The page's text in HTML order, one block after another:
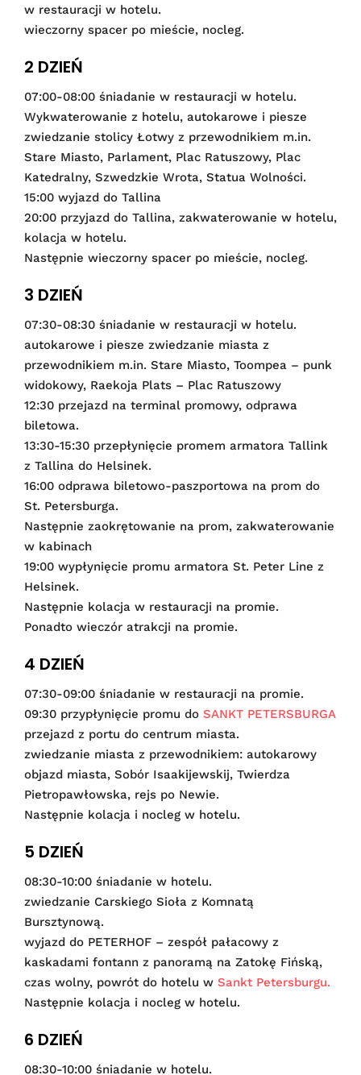
w restauracji w hotelu.
wieczorny spacer po mieście, nocleg.
2 DZIEŃ
07:00-08:00 śniadanie w restauracji w hotelu.
Wykwaterowanie z hotelu, autokarowe i piesze
zwiedzanie stolicy Łotwy z przewodnikiem m.in.
Stare Miasto, Parlament, Plac Ratuszowy, Plac
Katedralny, Szwedzkie Wrota, Statua Wolności.
15:00 wyjazd do Tallina
20:00 przyjazd do Tallina, zakwaterowanie w hotelu,
kolacja w hotelu.
Następnie wieczorny spacer po mieście, nocleg.
3 DZIEŃ
07:30-08:30 śniadanie w restauracji w hotelu.
autokarowe i piesze zwiedzanie miasta z
przewodnikiem m.in. Stare Miasto, Toompea – punk
widokowy, Raekoja Plats – Plac Ratuszowy
12:30 przejazd na terminal promowy, odprawa
biletowa.
13:30-15:30 przepłynięcie promem armatora Tallink
z Tallina do Helsinek.
16:00 odprawa biletowo-paszportowa na prom do
St. Petersburga.
Następnie zaokrętowanie na prom, zakwaterowanie
w kabinach
19:00 wypłynięcie promu armatora St. Peter Line z
Helsinek.
Następnie kolacja w restauracji na promie.
Ponadto wieczór atrakcji na promie.
4 DZIEŃ
07:30-09:00 śniadanie w restauracji na promie.
09:30 przypłynięcie promu do SANKT PETERSBURGA
przejazd z portu do centrum miasta.
zwiedzanie miasta z przewodnikiem: autokarowy
objazd miasta, Sobór Isaakijewskij, Twierdza
Pietropawłowska, rejs po Newie.
Następnie kolacja i nocleg w hotelu.
5 DZIEŃ
08:30-10:00 śniadanie w hotelu.
zwiedzanie Carskiego Sioła z Komnatą
Bursztynową.
wyjazd do PETERHOF – zespół pałacowy z
kaskadami fontann z panoramą na Zatokę Fińską,
czas wolny, powrót do hotelu w Sankt Petersburgu.
Następnie kolacja i nocleg w hotelu.
6 DZIEŃ
08:30-10:00 śniadanie w hotelu.